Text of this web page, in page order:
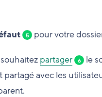
5 pour votre
partager 6
le
partagé avec les